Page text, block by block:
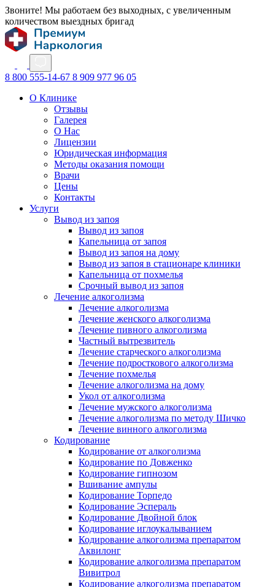
Звоните! Мы работаем без выходных, с увеличенным
количеством выездных бригад
8 800 555-14-67 8 909 977 96 05
О Клинике
Отзывы
Галерея
О Нас
Лицензии
Юридическая информация
Методы оказания помощи
Врачи
Цены
Контакты
Услуги
Вывод из запоя
Вывод из запоя
Капельница от запоя
Вывод из запоя на дому
Вывод из запоя в стационаре клиники
Капельница от похмелья
Срочный вывод из запоя
Лечение алкоголизма
Лечение алкоголизма
Лечение женского алкоголизма
Лечение пивного алкоголизма
Частный вытрезвитель
Лечение старческого алкоголизма
Лечение подросткового алкоголизма
Лечение похмелья
Лечение алкоголизма на дому
Укол от алкоголизма
Лечение мужского алкоголизма
Лечение алкоголизма по методу Шичко
Лечение винного алкоголизма
Кодирование
Кодирование от алкоголизма
Кодирование по Довженко
Кодирование гипнозом
Вшивание ампулы
Кодирование Торпедо
Кодирование Эспераль
Кодирование Двойной блок
Кодирование иглоукалыванием
Кодирование алкоголизма препаратом
Аквилонг
Кодирование алкоголизма препаратом
Вивитрол
Кодирование алкоголизма препаратом